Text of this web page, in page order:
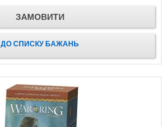
ЗАМОВИТИ
ДО СПИСКУ БАЖАНЬ